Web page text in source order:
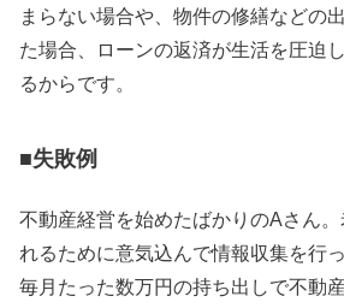
まらない場合や、物件の修繕などの
た場合、ローンの返済が生活を圧迫
るからです。
■失敗例
不動産経営を始めたばかりのAさん
れるために意気込んで情報収集を行
毎月 たった数万円の持ち出しで不動